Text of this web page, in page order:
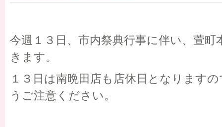
今週１３日、市内祭典行事に伴い、萱
きます。
１３日は南晩田店も店休日となります
うご注意ください。